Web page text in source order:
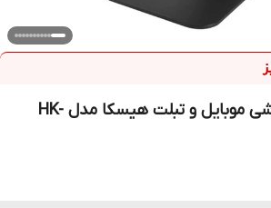
پایه نگهدارنده گوشی موبایل و تبلت هیسکا مدل HK-